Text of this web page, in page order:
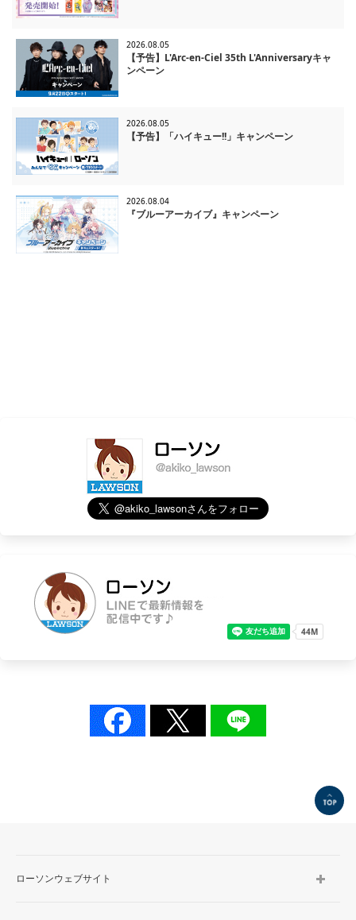
2026.08.05
【予告】L'Arc-en-Ciel 35th L'Anniversaryキャ
ンペーン
2026.08.05
【予告】「ハイキュー!!」キャンペーン
2026.08.04
『ブルーアーカイブ』キャンペーン
ローソンウェブサイト